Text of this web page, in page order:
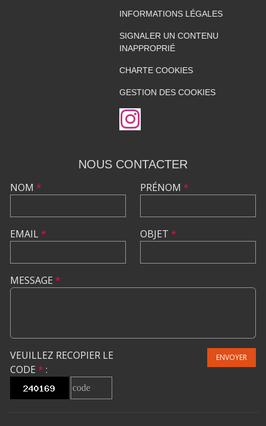
INFORMATIONS LÉGALES
SIGNALER UN CONTENU
INAPPROPRIÉ
CHARTE COOKIES
GESTION DES COOKIES
NOUS CONTACTER
NOM *
EMAIL*
PRÉNOM *
OBJET *
MESSAGE *
VEUILLEZ RECOPIER LE
CODE * :
ENVOYER